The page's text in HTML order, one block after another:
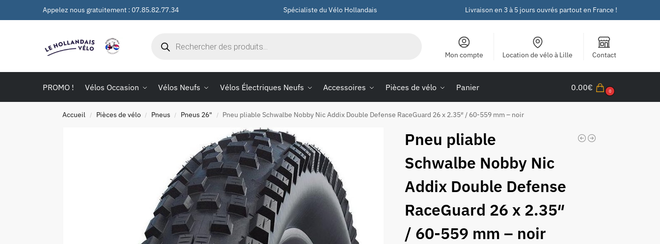
Appelez nous gratuitement : 07.85.82.77.34 Spécialiste du Vélo Hollandais Livraison en 3 à 5 jours ouvrés partout en France !
Mon compte Location de vélo à Lille Contact
PROMO ! Vélos Occasion Vélos Neufs Vélos Électriques Neufs Accessoires Pièces de vélo Panier 0.00€ 0
Accueil / Pièces de vélo / Pneus / Pneus 26" / Pneu pliable Schwalbe Nobby Nic Addix Double Defense RaceGuard 26 x 2.35″ / 60-559 mm – noir
Pneu pliable
Schwalbe Nobby Nic
Addix Double Defense
RaceGuard 26 x 2.35″
/ 60-559 mm – noir